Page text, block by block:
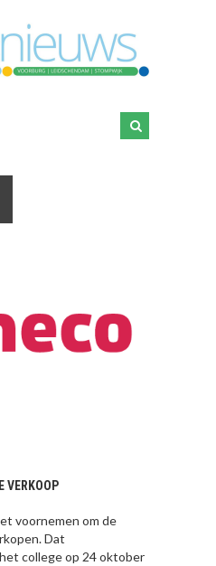
VERKOOP
voornemen om de
Dat
college op 24 oktober